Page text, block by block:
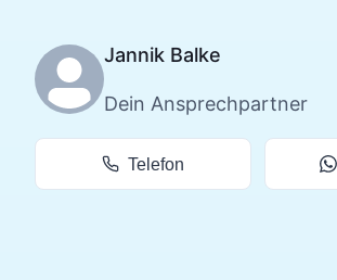
Jannik Balke
Dein Ansprechpartner
Telefon